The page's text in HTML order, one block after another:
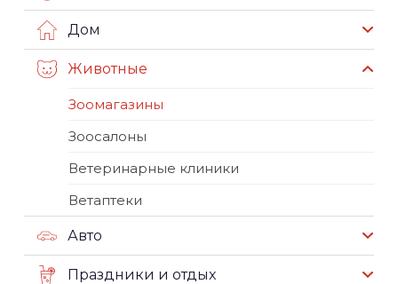
Дом
Животные
Зоомагазины
Зоосалоны
Ветеринарные клиники
Ветаптеки
Авто
Праздники и отдых